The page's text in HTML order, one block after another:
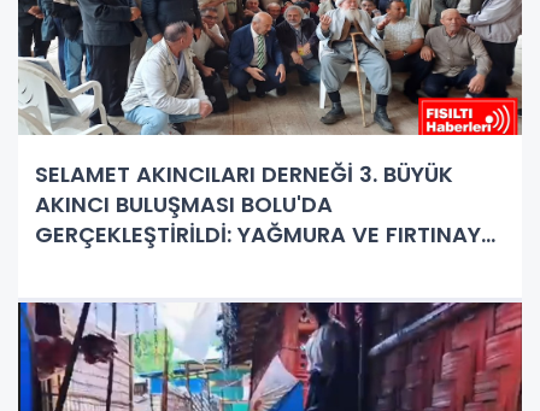
SELAMET AKINCILARI DERNEĞİ 3. BÜYÜK
AKINCI BULUŞMASI BOLU'DA
GERÇEKLEŞTİRİLDİ: YAĞMURA VE FIRTINAYA